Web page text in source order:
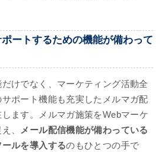
ートするための機能が備わって
けでなく、マーケティング活動全
ポート機能も充実したメルマガ配
ます。メルマガ施策をWebマーケ
、 メール配信機能が備わっている
ルを導入するのもひとつの手で